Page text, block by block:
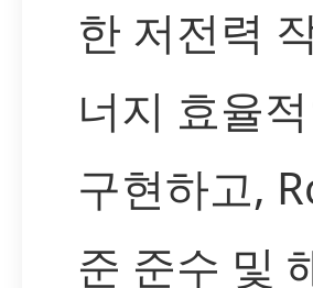
한 저전력
너지 효율
구현하고,
준 준수 및